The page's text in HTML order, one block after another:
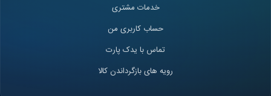
خدمات مشتری
حساب کاربری من
تماس با یدک پارت
رویه های بازگرداندن کالا